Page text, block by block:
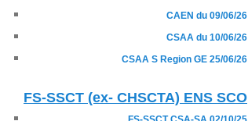
CAEN du 09/06/26
CSAA du 10/06/26
CSAA S Region GE 25/06/26
FS-SSCT (ex- CHSCTA) ENS SCO